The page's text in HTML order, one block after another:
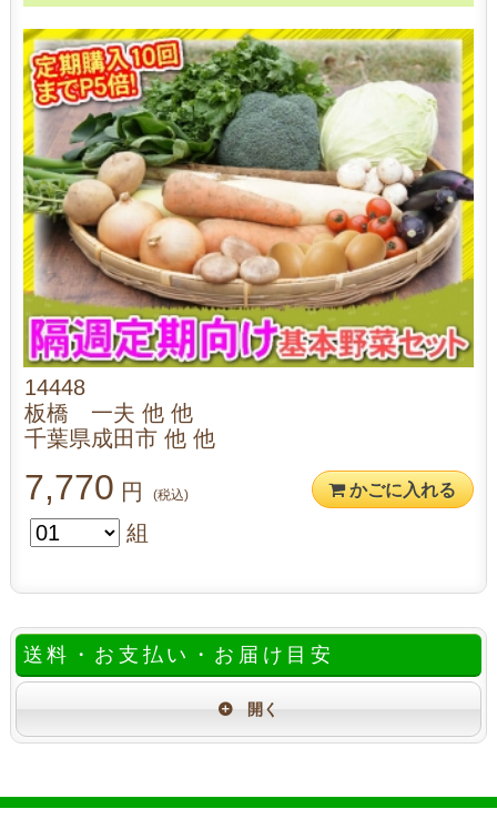
14448
板橋 一夫 他 他
千葉県成田市 他 他
7,770 円 (税込) かごに入れる
組
送料・お支払い・お届け目安